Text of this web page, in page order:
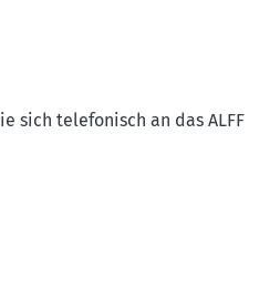
sich telefonisch an das ALFF